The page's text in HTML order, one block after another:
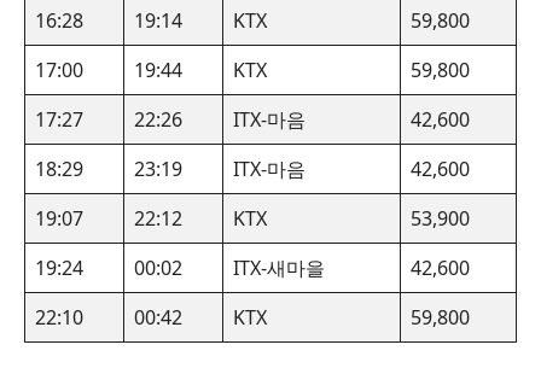
16:28 19:14 KTX
59,800
17:00
19:44 KTX
59,800
17:27
22:26 ITX-마음
42,600
18:29
23:19 ITX-마음
42,600
19:07
22:12 KTX
53,900
19:24
00:02 ITX-새마을
42,600
22:10
00:42 KTX 59,800